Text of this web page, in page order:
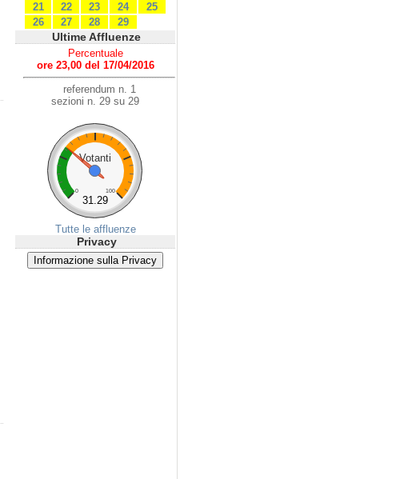
21
22 23 24
25
26
27 28 29
Ultime Affluenze
Percentuale
ore 23,00 del 17/04/2016
referendum n. 1
sezioni n. 29 su 29
Votanti
0 100
31.29
Tutte le affluenze
Privacy